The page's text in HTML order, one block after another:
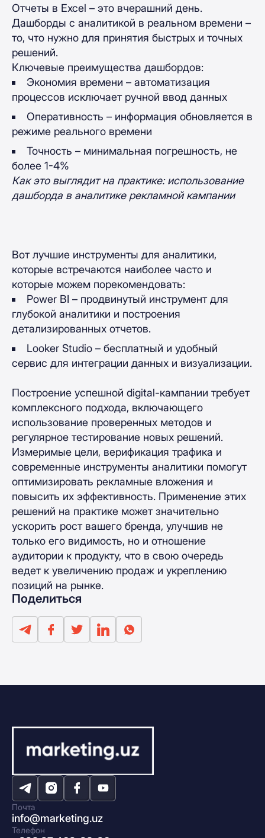
Отчеты в Excel – это вчерашний день.
Дашборды с аналитикой в реальном времени –
то, что нужно для принятия быстрых и точных
решений.
Ключевые преимущества дашбордов:
Экономия времени – автоматизация
процессов исключает ручной ввод данных
Оперативность – информация обновляется в
режиме реального времени
Точность – минимальная погрешность, не
более 1-4%
Как это выглядит на практике: использование
дашборда в аналитике рекламной кампании
Вот лучшие инструменты для аналитики,
которые встречаются наиболее часто и
которые можем порекомендовать:
Power BI – продвинутый инструмент для
глубокой аналитики и построения
детализированных отчетов.
Looker Studio – бесплатный и удобный
сервис для интеграции данных и визуализации.
Построение успешной digital-кампании требует
комплексного подхода, включающего
использование проверенных методов и
регулярное тестирование новых решений.
Измеримые цели, верификация трафика и
современные инструменты аналитики помогут
оптимизировать рекламные вложения и
повысить их эффективность. Применение этих
решений на практике может значительно
ускорить рост вашего бренда, улучшив не
только его видимость, но и отношение
аудитории к продукту, что в свою очередь
ведет к увеличению продаж и укреплению
позиций на рынке.
Поделиться
Почта
info@marketing.uz
Телефон